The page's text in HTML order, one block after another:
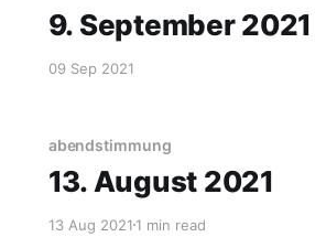
9. September 2021
09 Sep 2021
abendstimmung
13. August 2021
13 Aug 20211 min read